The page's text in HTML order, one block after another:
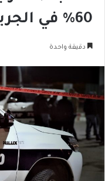
60% في الجريمة بالمجتمع العربي
دقيقة واحدة